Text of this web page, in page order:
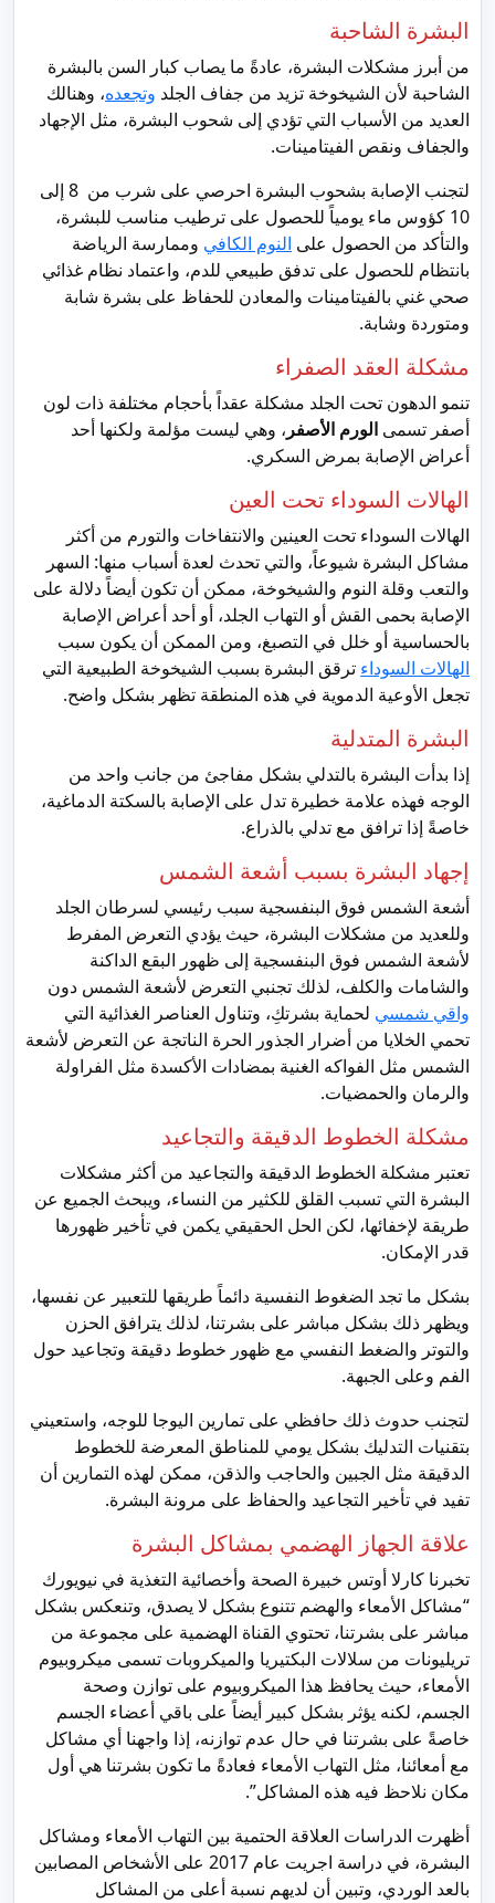
البشرة الشاحبة
من أبرز مشكلات البشرة، عادةً ما يصاب كبار السن بالبشرة
الشاحبة لأن الشيخوخة تزيد من جفاف الجلد وتجعده، وهنالك
العديد من الأسباب التي تؤدي إلى شحوب البشرة، مثل الإجهاد
والجفاف ونقص الفيتامينات.
لتجنب الإصابة بشحوب البشرة احرصي على شرب من 8 إلى
10 كؤوس ماء يومياً للحصول على ترطيب مناسب للبشرة،
والتأكد من الحصول على النوم الكافي وممارسة الرياضة
بانتظام للحصول على تدفق طبيعي للدم، واعتماد نظام غذائي
صحي غني بالفيتامينات والمعادن للحفاظ على بشرة شابة
ومتوردة وشابة.
مشكلة العقد الصفراء
تنمو الدهون تحت الجلد مشكلة عقداً بأحجام مختلفة ذات لون
أصفر تسمى الورم الأصفر ، وهي ليست مؤلمة ولكنها أحد
أعراض الإصابة بمرض السكري.
الهالات السوداء تحت العين
الهالات السوداء تحت العينين والانتفاخات والتورم من أكثر
مشاكل البشرة شيوعاً، والتي تحدث لعدة أسباب منها: السهر
والتعب وقلة النوم والشيخوخة، ممكن أن تكون أيضاً دلالة على
الإصابة بحمى القش أو التهاب الجلد، أو أحد أعراض الإصابة
بالحساسية أو خلل في التصبغ، ومن الممكن أن يكون سبب
الهالات السوداء ترقق البشرة بسبب الشيخوخة الطبيعية التي
تجعل الأوعية الدموية في هذه المنطقة تظهر بشكل واضح.
البشرة المتدلية
إذا بدأت البشرة بالتدلي بشكل مفاجئ من جانب واحد من
الوجه فهذه علامة خطيرة تدل على الإصابة بالسكتة الدماغية،
خاصةً إذا ترافق مع تدلي بالذراع.
إجهاد البشرة بسبب أشعة الشمس
أشعة الشمس فوق البنفسجية سبب رئيسي لسرطان الجلد
وللعديد من مشكلات البشرة، حيث يؤدي التعرض المفرط
لأشعة الشمس فوق البنفسجية إلى ظهور البقع الداكنة
والشامات والكلف، لذلك تجنبي التعرض لأشعة الشمس دون
واقي شمسي لحماية بشرتكِ، وتناول العناصر الغذائية التي
تحمي الخلايا من أضرار الجذور الحرة الناتجة عن التعرض لأشعة
الشمس مثل الفواكه الغنية بمضادات الأكسدة مثل الفراولة
والرمان والحمضيات.
مشكلة الخطوط الدقيقة والتجاعيد
تعتبر مشكلة الخطوط الدقيقة والتجاعيد من أكثر مشكلات
البشرة التي تسبب القلق للكثير من النساء، ويبحث الجميع عن
طريقة لإخفائها، لكن الحل الحقيقي يكمن في تأخير ظهورها
قدر الإمكان.
بشكل ما تجد الضغوط النفسية دائماً طريقها للتعبير عن نفسها،
ويظهر ذلك بشكل مباشر على بشرتنا، لذلك يترافق الحزن
والتوتر والضغط النفسي مع ظهور خطوط دقيقة وتجاعيد حول
الفم وعلى الجبهة.
لتجنب حدوث ذلك حافظي على تمارين اليوجا للوجه، واستعيني
بتقنيات التدليك بشكل يومي للمناطق المعرضة للخطوط
الدقيقة مثل الجبين والحاجب والذقن، ممكن لهذه التمارين أن
تفيد في تأخير التجاعيد والحفاظ على مرونة البشرة.
علاقة الجهاز الهضمي بمشاكل البشرة
تخبرنا كارلا أوتس خبيرة الصحة وأخصائية التغذية في نيويورك
“مشاكل الأمعاء والهضم تتنوع بشكل لا يصدق، وتنعكس بشكل
مباشر على بشرتنا، تحتوي القناة الهضمية على مجموعة من
تريليونات من سلالات البكتيريا والميكروبات تسمى ميكروبيوم
الأمعاء، حيث يحافظ هذا الميكروبيوم على توازن وصحة
الجسم، لكنه يؤثر بشكل كبير أيضاً على باقي أعضاء الجسم
خاصةً على بشرتنا في حال عدم توازنه، إذا واجهنا أي مشاكل
مع أمعائنا، مثل التهاب الأمعاء فعادةً ما تكون بشرتنا هي أول
مكان نلاحظ فيه هذه المشاكل”.
أظهرت الدراسات العلاقة الحتمية بين التهاب الأمعاء ومشاكل
البشرة، في دراسة اجريت عام 2017 على الأشخاص المصابين
بالعد الوردي، وتبين أن لديهم نسبة أعلى من المشاكل